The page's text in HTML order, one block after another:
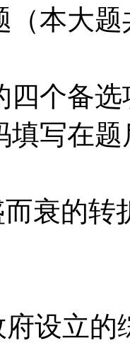
（本大
四个备
填写在
而衰的
建
失
府设立